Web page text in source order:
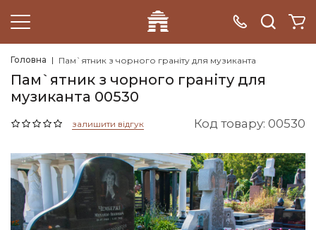
Головна Пам`ятник з чорного граніту для музиканта
Пам`ятник з чорного граніту для
музиканта 00530
залишити відгук Код товару: 00530